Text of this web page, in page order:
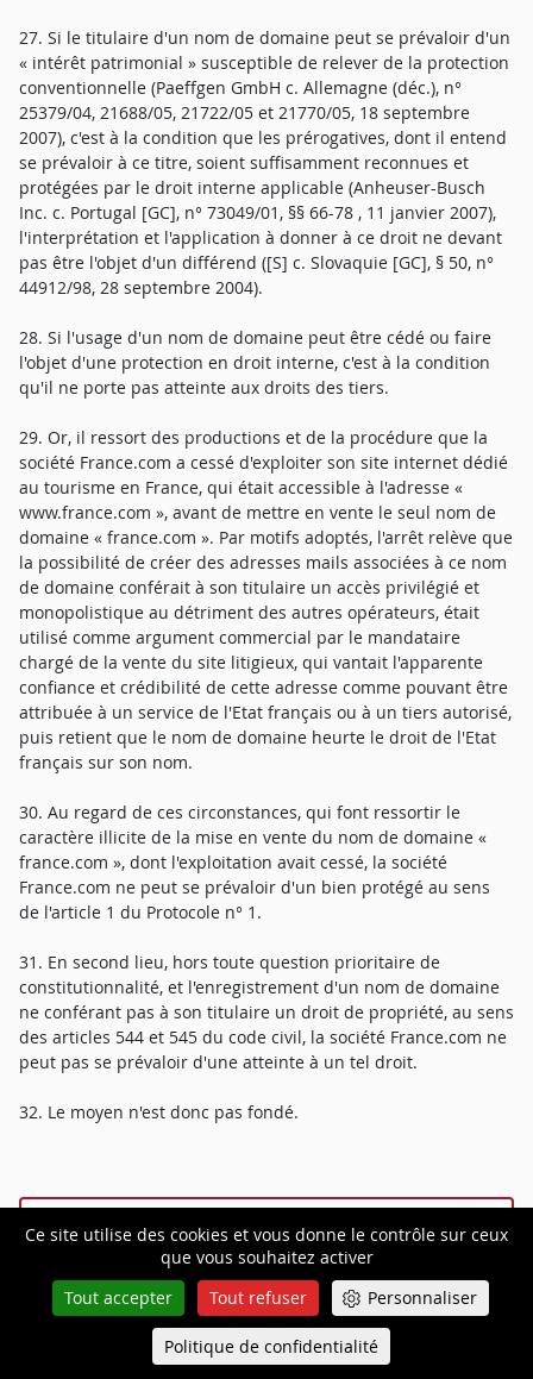
Ce site utilise des cookies et vous donne le contrôle sur ceux
que vous souhaitez activer
Tout accepter
Tout refuser Personnaliser
Politique de confidentialité
27. Si le titulaire d'un nom de domaine peut se prévaloir d'un
« intérêt patrimonial » susceptible de relever de la protection
conventionnelle (Paeffgen GmbH c. Allemagne (déc.), n°
25379/04, 21688/05, 21722/05 et 21770/05, 18 septembre
2007), c'est à la condition que les prérogatives, dont il entend
se prévaloir à ce titre, soient suffisamment reconnues et
protégées par le droit interne applicable (Anheuser-Busch
Inc. c. Portugal [GC], n° 73049/01, §§ 66-78 , 11 janvier 2007),
l'interprétation et l'application à donner à ce droit ne devant
pas être l'objet d'un différend ([S] c. Slovaquie [GC], § 50, n°
44912/98, 28 septembre 2004).
28. Si l'usage d'un nom de domaine peut être cédé ou faire
l'objet d'une protection en droit interne, c'est à la condition
qu'il ne porte pas atteinte aux droits des tiers.
29. Or, il ressort des productions et de la procédure que la
société France.com a cessé d'exploiter son site internet dédié
au tourisme en France, qui était accessible à l'adresse «
www.france.com », avant de mettre en vente le seul nom de
domaine « france.com ». Par motifs adoptés, l'arrêt relève que
la possibilité de créer des adresses mails associées à ce nom
de domaine conférait à son titulaire un accès privilégié et
monopolistique au détriment des autres opérateurs, était
utilisé comme argument commercial par le mandataire
chargé de la vente du site litigieux, qui vantait l'apparente
confiance et crédibilité de cette adresse comme pouvant être
attribuée à un service de l'Etat français ou à un tiers autorisé,
puis retient que le nom de domaine heurte le droit de l'Etat
français sur son nom.
30. Au regard de ces circonstances, qui font ressortir le
caractère illicite de la mise en vente du nom de domaine «
france.com », dont l'exploitation avait cessé, la société
France.com ne peut se prévaloir d'un bien protégé au sens
de l'article 1 du Protocole n° 1.
31. En second lieu, hors toute question prioritaire de
constitutionnalité, et l'enregistrement d'un nom de domaine
ne conférant pas à son titulaire un droit de propriété, au sens
des articles 544 et 545 du code civil, la société France.com ne
peut pas se prévaloir d'une atteinte à un tel droit.
32. Le moyen n'est donc pas fondé.
Dispositif
PAR CES MOTIFS, la Cour :
Queue-Fair